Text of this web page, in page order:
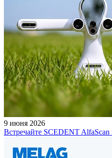
9 июня 2026
Встречайте SCEDENT